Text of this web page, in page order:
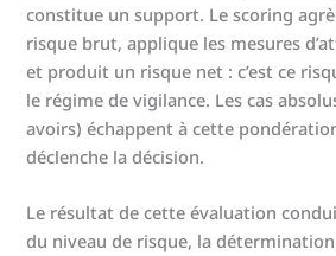
constitue un support. Le scoring
risque brut, applique les mesures
et produit un risque net : c’est ce
le régime de vigilance. Les cas
avoirs) échappent à cette
déclenche la décision.
Le résultat de cette évaluation
du niveau de risque, la